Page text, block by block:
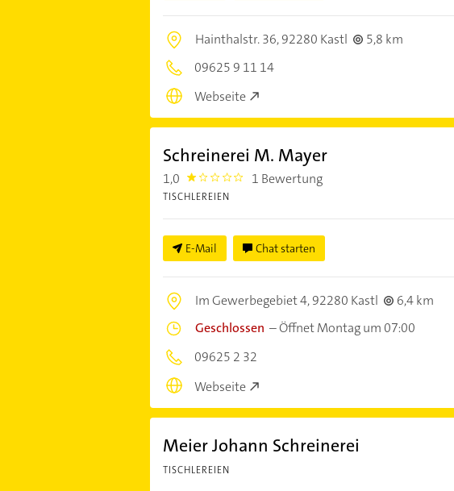
Hainthalstr. 36,92280 Kastl
5,8 km
09625 9 11 14
Webseite
Schreinerei M. Mayer
1,0 1.0 1 Bewertung
TISCHLEREIEN
E-Mail Chat starten
Im Gewerbegebiet 4,92280 Kastl
6,4 km
Geschlossen –Öffnet Montag um 07:00
09625 2 32
Webseite
Meier Johann Schreinerei
TISCHLEREIEN